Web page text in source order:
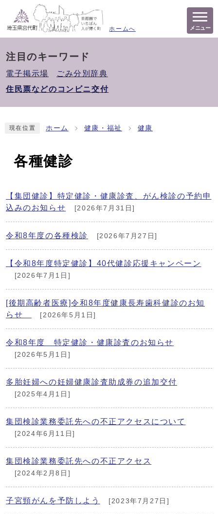
ホームへ メニュー
注目のキーワード
電子掲示場
ごみ分別辞典
住民票などのコンビニ交付
現在位置 ホーム 健康・福祉 健康
各種健診
【集団健診】特定健診・健康診査、がん検診の予約申
込みのお知らせ
[2026年7月31日]
令和8年度の各種検診 [2026年7月27日]
【令和8年度特定健診】40代健診応援キャンペーン
[2026年7月1日]
[後期高齢者医療]令和8年度健康長寿歯科健診のお知
らせ
[2026年5月1日]
令和8年度 特定健診・健康診査のお知らせ
[2026年5月1日]
多胎妊婦への妊婦健康診査助成券の追加交付
[2025年4月1日]
集団検診業務委託先への不正アクセスについて
[2024年6月11日]
集団検診業務委託先への不正アクセス
[2024年2月8日]
子宮頸がんを予防しよう [2023年7月27日]